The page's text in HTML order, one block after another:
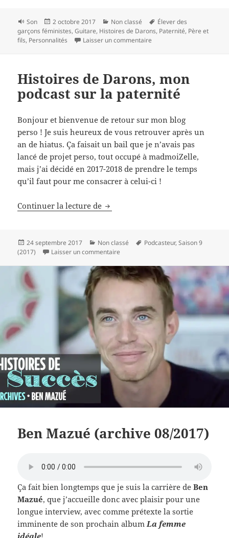
Format
Son
Publié
le
2 octobre 2017 Catégories
Non classé
Mots-
clés
Élever des
garçons féministes,Guitare, Histoires de Darons, Paternité, Père et
fils, Personnalités Laisser un commentaire
Histoires de Darons, mon
podcast sur la paternité
Bonjour et bienvenue de retour sur mon blog
perso ! Je suis heureux de vous retrouver après un
an de hiatus. Ça faisait un bail que je n’avais pas
lancé de projet perso, tout occupé à madmoiZelle,
mais j’ai décidé en 2017-2018 de prendre le temps
qu’il faut pour me consacrer à celui-ci !
Continuer la lecture de Histoires de Darons, mon
Publié
le
24 septembre 2017 Catégories
Non classé
Mots-
Podcasteur,Saison 9
(2017)
Laisser un commentaire
Ben Mazué (archive 08/2017)
Ça fait bien longtemps que je suis la carrière deBen
Mazué, que j’accueille donc avec plaisir pour une
longue interview, avec comme prétexte la sortie
imminente de son prochain albumLa femme